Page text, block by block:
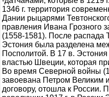
1346 г. территория
Дании рыцарями
правления Ивана Грозного
(1558-1581). После распада
Эстония была разделена
Посполитой. В 17 в.
властью Швеции, которая
Во время Северной войны
завоевана Петром Великим
договору, отошла к России.